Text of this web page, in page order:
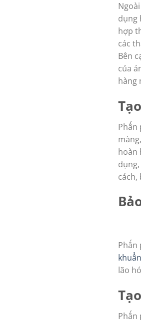
dụng
hợp
các
Bên
của
hàng
Phấn
hoàn
cách,
Phấn
khuẩn
lão
Phấn